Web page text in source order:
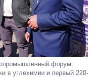
форум:
в углехимии и первый 220-